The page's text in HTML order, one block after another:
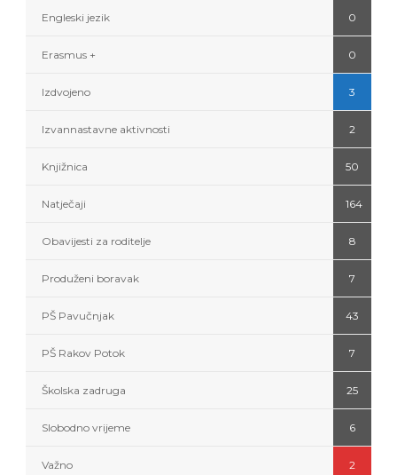
Engleski jezik 0
Erasmus + 0
Izdvojeno 3
Izvannastavne aktivnosti 2
Knjižnica 50
Natječaji 164
Obavijesti za roditelje 8
Produženi boravak 7
PŠ Pavučnjak 43
PŠ Rakov Potok 7
Školska zadruga 25
Slobodno vrijeme 6
Važno 2